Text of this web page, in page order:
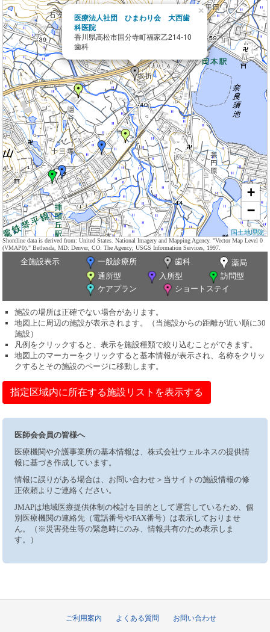
医療法人社団 ひまわり会 大西歯
科医院
香川県高松市国分寺町福家乙214-10
歯科
×
+
−
国土地理院
Shoreline data is derived from: United States. National Imagery and Mapping Agency. "Vector Map Level 0
(VMAP0)." Bethesda, MD: Denver, CO: The Agency; USGS Information Services, 1997.
全施設表示 一般診療所 歯科
薬局
通所型
入所型
訪問型
ケアプラン
ショートステイ
施設の場所は正確でない場合があります。
地図上に周辺の施設が表示されます。（当施設からの距離が近い順に30
施設）
凡例をクリックすると、表示を施設種類で絞り込むことができます。
地図上のマーカーをクリックすると基本情報が表示され、名称をクリッ
クするとその施設のページに移動します。
指定区域内に所在する施設リストを表示する
医師会会員の皆様へ
医療機関や介護事業所の基本情報は、株式会社ウェルネスの提供情
報に基づき作成しています。
情報に誤りがある場合は、お問い合わせ＞当サイトの施設情報の修
正依頼よりご連絡ください。
JMAPは地域医療提供体制の検討を目的として運営しているため、個
別医療機関の連絡先（電話番号やFAX番号）は表示しておりませ
ん。（※災害発生等の緊急時にのみ、情報共有のため表示しま
す。）
ご利用案内 よくある質問 お問い合わせ